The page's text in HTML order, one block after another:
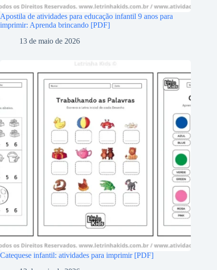
Apostila de atividades para educação infantil 9 anos para
imprimir: Aprenda brincando [PDF]
13 de maio de 2026
Catequese infantil: atividades para imprimir [PDF]